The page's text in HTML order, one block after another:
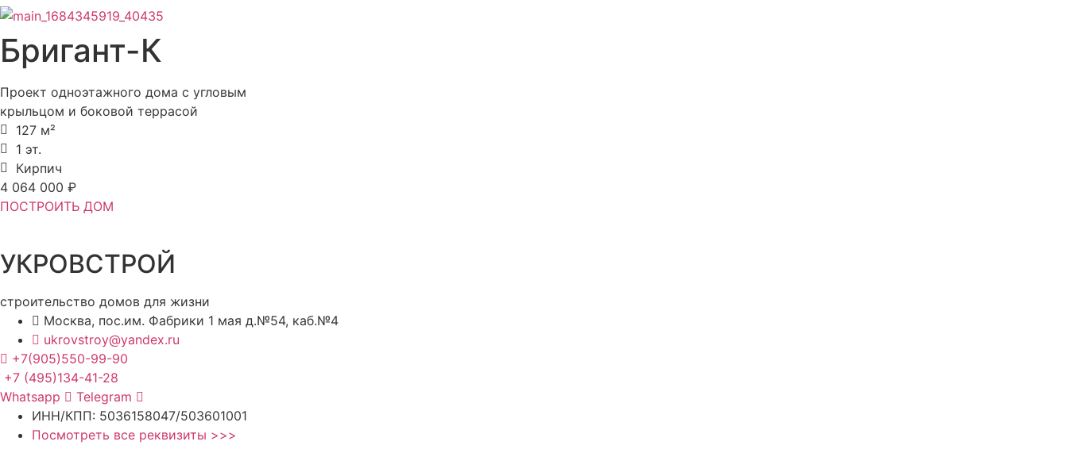
Бригант-К
Проект одноэтажного дома с угловым
крыльцом и боковой террасой
127 м²
1 эт.
Кирпич
4 064 000 ₽
ПОСТРОИТЬ ДОМ
УКРОВСТРОЙ
строительство домов для жизни
Москва, пос.им. Фабрики 1 мая д.№54, каб.№4
ukrovstroy@yandex.ru
+7(905)550-99-90
+7 (495)134-41-28
Whatsapp
Telegram
ИНН/КПП: 5036158047/503601001
Посмотреть все реквизиты >>>